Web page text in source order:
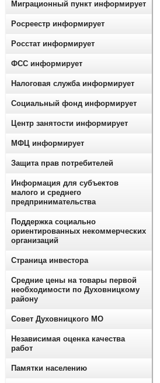
Миграционный пункт информирует
Росреестр информирует
Росстат информирует
ФСС информирует
Налоговая служба информирует
Социальный фонд информирует
Центр занятости информирует
МФЦ информирует
Защита прав потребителей
Информация для субъектов
малого и среднего
предпринимательства
Поддержка социально
ориентированных некоммерческих
организаций
Страница инвестора
Средние цены на товары первой
необходимости по Духовницкому
району
Совет Духовницкого МО
Независимая оценка качества
работ
Памятки населению